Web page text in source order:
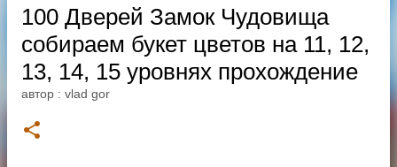
100 Дверей Замок Чудовища
собираем букет цветов на 11, 12,
13, 14, 15 уровнях прохождение
автор : vlad gor